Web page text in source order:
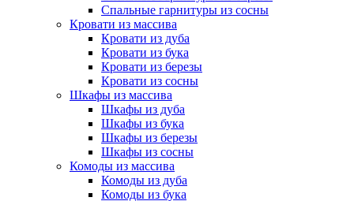
Спальные гарнитуры из сосны
Кровати из массива
Кровати из дуба
Кровати из бука
Кровати из березы
Кровати из сосны
Шкафы из массива
Шкафы из дуба
Шкафы из бука
Шкафы из березы
Шкафы из сосны
Комоды из массива
Комоды из дуба
Комоды из бука